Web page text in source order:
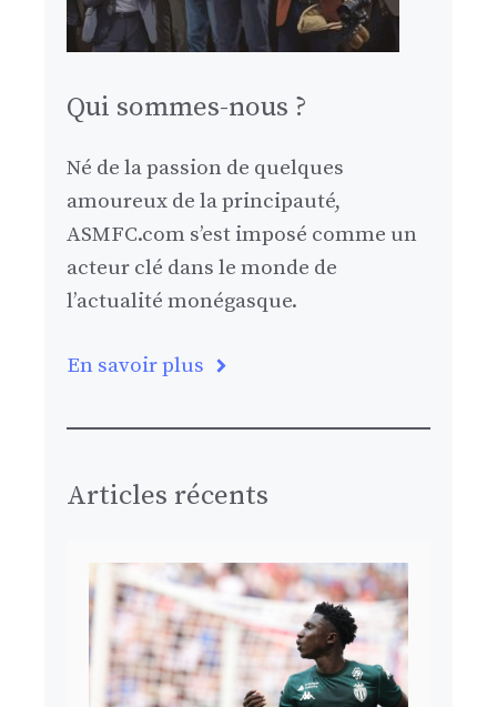
Qui sommes-nous ?
Né de la passion de quelques
amoureux de la principauté,
ASMFC.com s’est imposé comme un
acteur clé dans le monde de
l’actualité monégasque.
En savoir plus
Articles récents